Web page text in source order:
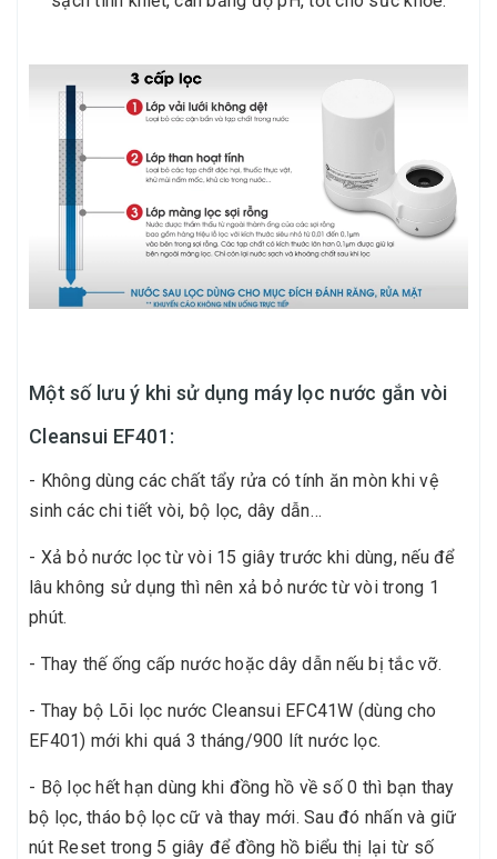
Một số lưu ý khi sử dụng máy lọc nước gắn vòi
Cleansui EF401:
- Không dùng các chất tẩy rửa có tính ăn mòn khi vệ
sinh các chi tiết vòi, bộ lọc, dây dẫn…
- Xả bỏ nước lọc từ vòi 15 giây trước khi dùng, nếu để
lâu không sử dụng thì nên xả bỏ nước từ vòi trong 1
phút.
- Thay thế ống cấp nước hoặc dây dẫn nếu bị tắc vỡ.
- Thay bộ Lõi lọc nước Cleansui EFC41W (dùng cho
EF401) mới khi quá 3 tháng/900 lít nước lọc.
- Bộ lọc hết hạn dùng khi đồng hồ về số 0 thì bạn thay
bộ lọc, tháo bộ lọc cữ và thay mới. Sau đó nhấn và giữ
nút Reset trong 5 giây để đồng hồ biểu thị lại từ số